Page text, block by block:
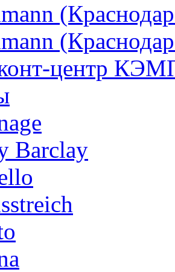
центр
Barclay